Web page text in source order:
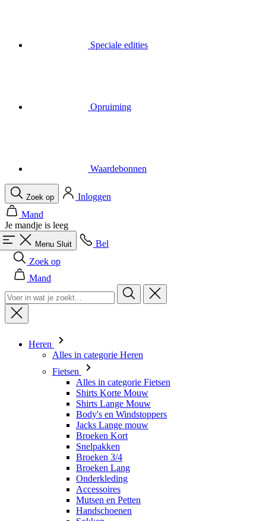
Je mandje is leeg
Menu Sluit
Bel
Zoek op
Mand
Heren
Alles in categorie Heren
Shirts Lange Mouw
Body's en Windstoppers
Jacks Lange mouw
Broeken Kort
Snelpakken
Broeken 3/4
Broeken Lang
Onderkleding
Accessoires
Mutsen en Petten
Handschoenen
Sokken
Overig
Vrije tijd
Alles in categorie Vrije tijd
T-shirts